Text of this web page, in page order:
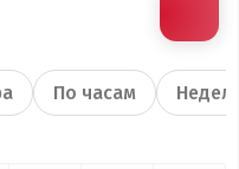
По часам